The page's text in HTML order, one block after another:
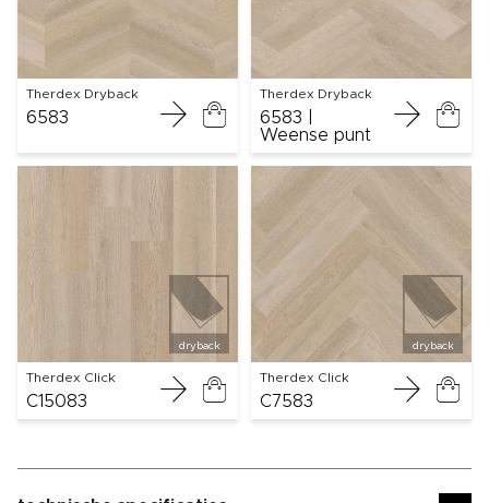
Therdex Dryback
6583
Therdex Dryback
6583 |
Weense punt
dryback
Therdex Click
C15083
dryback
Therdex Click
C7583